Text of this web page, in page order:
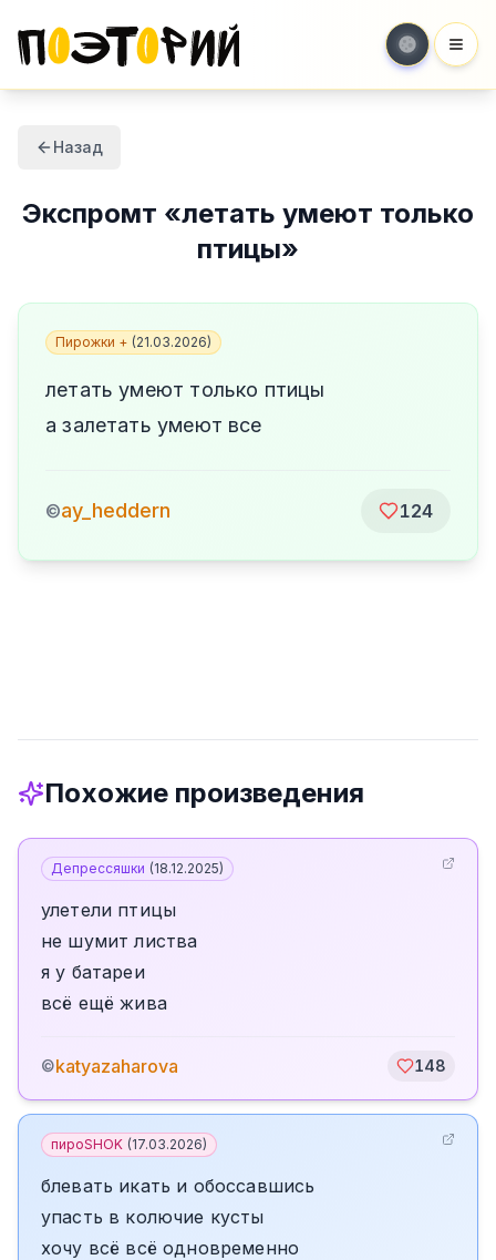
Назад
Экспромт «летать умеют только
птицы»
Пирожки + (21.03.2026)
летать умеют только птицы
а залетать умеют все
©ay_heddern 124
Похожие произведения
Депрессяшки (18.12.2025)
улетели птицы
не шумит листва
я у батареи
всё ещё жива
©katyazaharova 148
пироSHOK (17.03.2026)
блевать икать и обоссавшись
упасть в колючие кусты
хочу всё всё одновременно